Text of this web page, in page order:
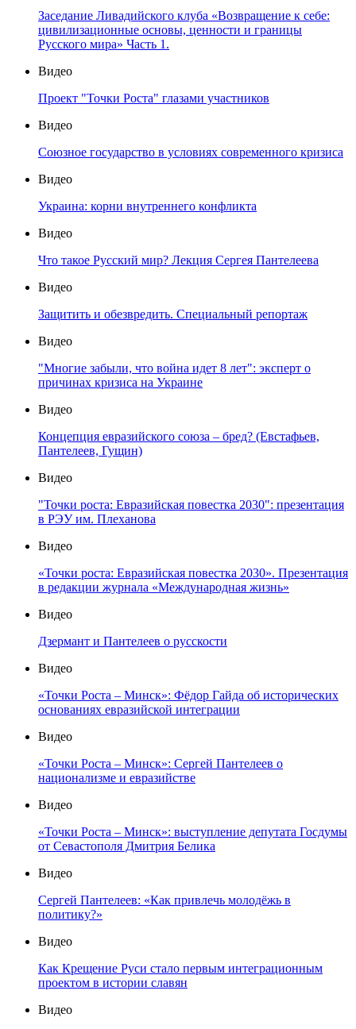
Заседание Ливадийского клуба «Возвращение к себе:
цивилизационные основы, ценности и границы
Русского мира» Часть 1.
Видео
Проект "Точки Роста" глазами участников
Видео
Союзное государство в условиях современного кризиса
Видео
Украина: корни внутреннего конфликта
Видео
Что такое Русский мир? Лекция Сергея Пантелеева
Видео
Защитить и обезвредить. Специальный репортаж
Видео
"Многие забыли, что война идет 8 лет": эксперт о
причинах кризиса на Украине
Видео
Концепция евразийского союза – бред? (Евстафьев,
Пантелеев, Гущин)
Видео
"Точки роста: Евразийская повестка 2030": презентация
в РЭУ им. Плеханова
Видео
«Точки роста: Евразийская повестка 2030». Презентация
в редакции журнала «Международная жизнь»
Видео
Дзермант и Пантелеев о русскости
Видео
«Точки Роста – Минск»: Фёдор Гайда об исторических
основаниях евразийской интеграции
Видео
«Точки Роста – Минск»: Сергей Пантелеев о
национализме и евразийстве
Видео
«Точки Роста – Минск»: выступление депутата Госдумы
от Севастополя Дмитрия Белика
Видео
Сергей Пантелеев: «Как привлечь молодёжь в
политику?»
Видео
Как Крещение Руси стало первым интеграционным
проектом в истории славян
Видео